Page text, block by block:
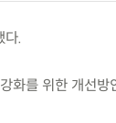
다.
화를 위한 개선방